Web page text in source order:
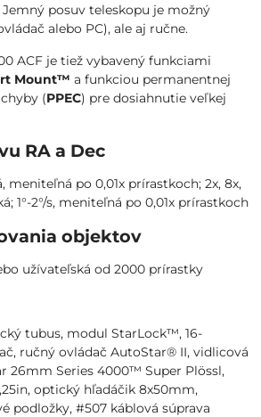
Jemný posuv teleskopu je možný
alebo PC), ale aj ručne.
ACF je tiež vybavený funkciami
Mount™ a funkciou permanentnej
(PPEC) pre dosiahnutie veľkej
RA a Dec
meniteľná po 0,01x prírastkoch; 2x, 8x,
1°-2°/s, meniteľná po 0,01x prírastkoch
objektov
užívateľská od 2000 prírastky
tubus, modul StarLock™, 16-
ručný ovládač AutoStar® II, vidlicová
26mm Series 4000™ Super Plössl,
optický hľadáčik 8x50mm,
podložky, #507 káblová súprava